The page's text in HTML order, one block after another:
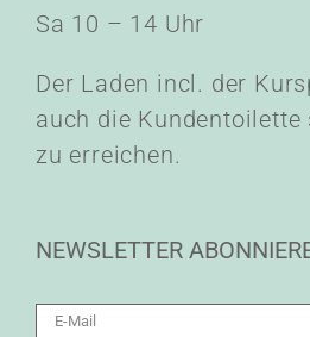
Sa 10 – 14 Uhr
Der Laden incl. der
auch die
zu erreichen.
NEWSLETTER